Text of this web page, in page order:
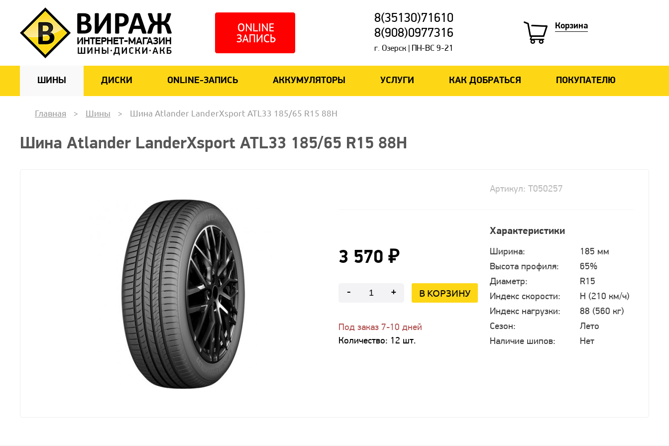
8(35130)71610
8(908)0977316
г. Озерск | ПН-ВС 9-21
Корзина
ШИНЫ ДИСКИ ONLINE-ЗАПИСЬ АККУМУЛЯТОРЫ УСЛУГИ КАК ДОБРАТЬСЯ ПОКУПАТЕЛЮ
Главная Шины Шина Atlander LanderXsport ATL33 185/65 R15 88H
Шина Atlander LanderXsport ATL33 185/65 R15 88H
Артикул: T050257
3 570 ₽
- + В КОРЗИНУ
Под заказ 7-10 дней
Количество: 12 шт.
Характеристики
Ширина:
185 мм
Высота профиля:
65%
Диаметр:
R15
Индекс скорости:
H (210 км/ч)
Индекс нагрузки:
88 (560 кг)
Сезон:
Лето
Наличие шипов:
Нет